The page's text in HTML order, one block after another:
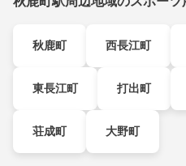
秋鹿町 西長江町
東長江町 打出町
荘成町 大野町